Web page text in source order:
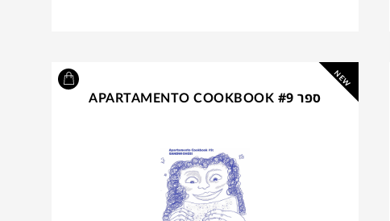
NEW
ספר APARTAMENTO COOKBOOK #9